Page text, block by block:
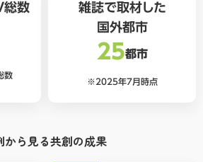
総数
数
雑誌で取材した
国外都市
25都市
※2025年7月時点
から見る共創の成果